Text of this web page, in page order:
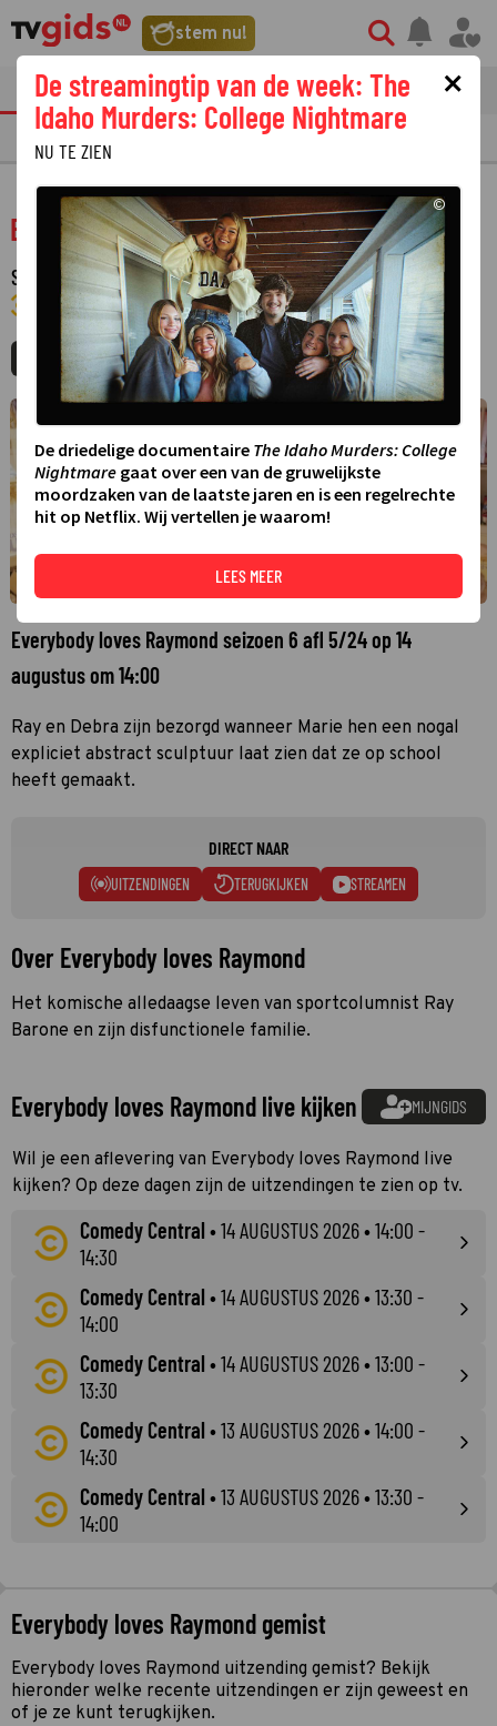
stem nu!
tvgids streaming nieuws
PRIMETIME GEMIST
Everybody loves Raymond
SERIE · KOMEDIE · 9 SEIZOENEN
COMEDY CENTRAL · 14 AUGUSTUS 2026 14:00 - 14:30
MIJNGIDS AGENDA DELEN
Everybody loves Raymond seizoen 6 afl 5/24 op 14
augustus om 14:00
Ray en Debra zijn bezorgd wanneer Marie hen een nogal
expliciet abstract sculptuur laat zien dat ze op school
heeft gemaakt.
DIRECT NAAR
UITZENDINGEN TERUGKIJKEN STREAMEN
Over Everybody loves Raymond
Het komische alledaagse leven van sportcolumnist Ray
Barone en zijn disfunctionele familie.
Everybody loves Raymond live kijken MIJNGIDS
Wil je een aflevering van Everybody loves Raymond live
kijken? Op deze dagen zijn de uitzendingen te zien op tv.
Comedy Central •14 AUGUSTUS 2026• 14:00 -
14:30
Comedy Central •14 AUGUSTUS 2026• 13:30 -
14:00
Comedy Central •14 AUGUSTUS 2026• 13:00 -
13:30
Comedy Central •13 AUGUSTUS 2026• 14:00 -
14:30
Comedy Central •13 AUGUSTUS 2026• 13:30 -
14:00
Everybody loves Raymond gemist
Everybody loves Raymond uitzending gemist? Bekijk
hieronder welke recente uitzendingen er zijn geweest en
of je ze kunt terugkijken.
×
De streamingtip van de week: The
Idaho Murders: College Nightmare
NU TE ZIEN
©
De driedelige documentaire The Idaho Murders: College
Nightmare gaat over een van de gruwelijkste
moordzaken van de laatste jaren en is een regelrechte
hit op Netflix. Wij vertellen je waarom!
LEES MEER